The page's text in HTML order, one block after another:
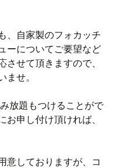
、自家製のフォカッチ
ーについてご要望など
させて頂きますので、
せ。
放題もつけることがで
お申し付け頂ければ、
意しておりますが、コ